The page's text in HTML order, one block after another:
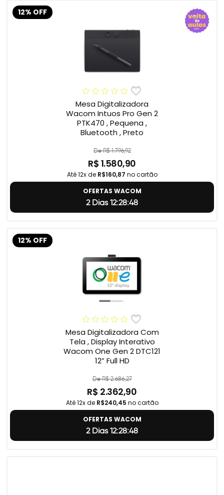
12% OFF
Mesa Digitalizadora
Wacom Intuos Pro Gen 2
PTK470 , Pequena ,
Bluetooth , Preto
De R$ 1.796,92
R$ 1.580,90
Até 12x de R$160,87 no cartão
OFERTAS WACOM
2 Dias 12:28:47
12% OFF
Mesa Digitalizadora Com
Tela , Display Interativo
Wacom One Gen 2 DTC121
12” Full HD
De R$ 2.686,27
R$ 2.362,90
Até 12x de R$240,45 no cartão
OFERTAS WACOM
2 Dias 12:28:47